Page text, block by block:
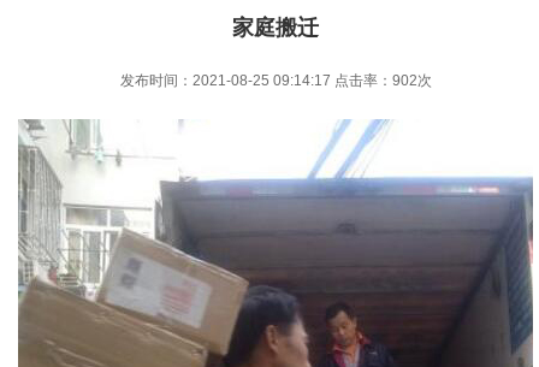
家庭搬迁
发布时间：2021-08-25 09:14:17 点击率： 902次